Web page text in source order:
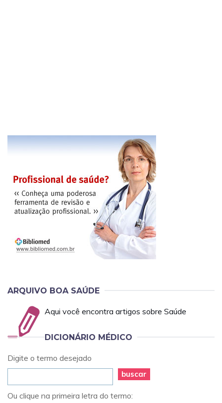
ARQUIVO BOA SAÚDE
Aqui você encontra artigos sobre Saúde
DICIONÁRIO MÉDICO
Digite o termo desejado
buscar
Ou clique na primeira letra do termo: